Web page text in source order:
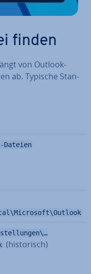
finden
von Outlook-
ab. Typische Stan­
Dateien
(his­to­risch)